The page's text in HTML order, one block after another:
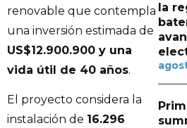
renovable que contempla
una inversión estimada de
US$12.900.900 y una
vida útil de 40 años.
El proyecto considera la
instalación de 16.296
la